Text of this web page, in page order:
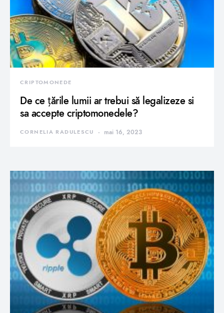
CRIPTOMONEDE
De ce țările lumii ar trebui să legalizeze si
sa accepte criptomonedele?
CORNELIA RADULESCU mai 16, 2023